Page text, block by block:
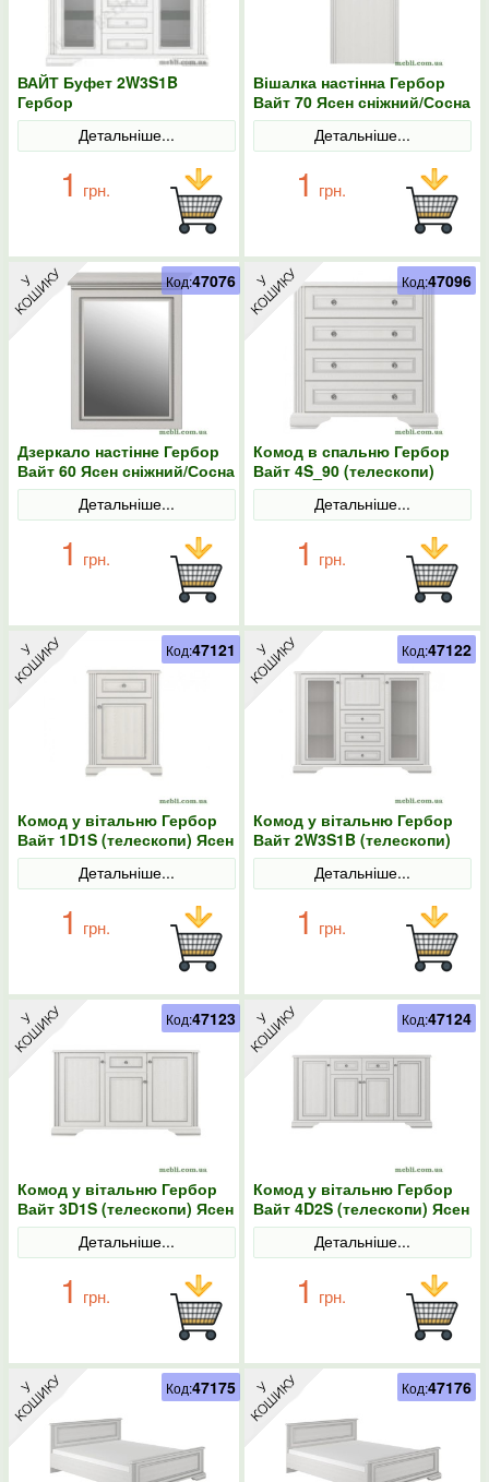
ВАЙТ Буфет 2W3S1B
Гербор
Детальніше...
1 грн.
Вішалка настінна Гербор
Вайт 70 Ясен сніжний/Сосна
срібна
Детальніше...
1 грн.
Дзеркало настінне Гербор
Вайт 60 Ясен сніжний/Сосна
срібна
Детальніше...
1 грн.
Код:47076
Комод в спальню Гербор
Вайт 4S_90 (телескопи)
Ясен сніжний/Сосна срібна
Детальніше...
1 грн.
Код:47096
Комод у вітальню Гербор
Вайт 1D1S (телескопи) Ясен
сніжний/Сосна срібна
Детальніше...
1 грн.
Код:47121
Комод у вітальню Гербор
Вайт 2W3S1B (телескопи)
Ясен сніжний/Сосна срібна
Детальніше...
1 грн.
Код:47122
Комод у вітальню Гербор
Вайт 3D1S (телескопи) Ясен
сніжний/Сосна срібна
Детальніше...
1 грн.
Код:47123
Комод у вітальню Гербор
Вайт 4D2S (телескопи) Ясен
сніжний/Сосна срібна
Детальніше...
1 грн.
Код:47124
Код:47175 Код:47176